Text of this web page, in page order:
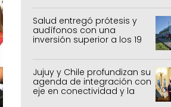
agrícolas, pecuarios y
forestal
Salud entregó prótesis y
audífonos con una
inversión superior a los 19
millones de pesos
Jujuy y Chile profundizan su
agenda de integración con
eje en conectividad y la
mejora del Paso de Jama